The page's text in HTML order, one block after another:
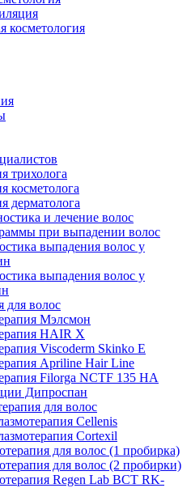
косметология
трихолога
косметолога
дерматолога
и лечение волос
при выпадении волос
выпадения волос у
выпадения волос у
для волос
Мэлсмон
HAIR X
Viscoderm Skinko E
Apriline Hair Line
Filorga NCTF 135 HA
Дипроспан
для волос
Cellenis
Cortexil
для волос (1 пробирка)
для волос (2 пробирки)
Regen Lab BCT RK-